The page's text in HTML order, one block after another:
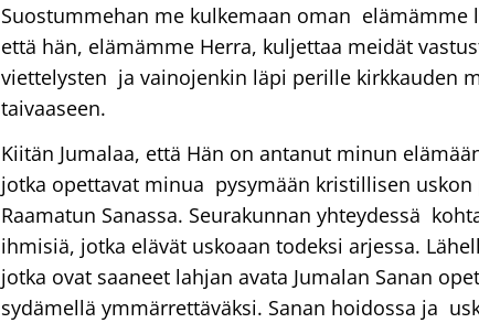
Suostummehan me kulkemaan oman elämämme
että hän, elämämme Herra, kuljettaa meidät
viettelysten ja vainojenkin läpi perille kirkkauden
taivaaseen.
Kiitän Jumalaa, että Hän on antanut minun
jotka opettavat minua pysymään kristillisen uskon
Raamatun Sanassa. Seurakunnan yhteydessä
ihmisiä, jotka elävät uskoaan todeksi arjessa.
jotka ovat saaneet lahjan avata Jumalan Sanan
sydämellä ymmärrettäväksi. Sanan hoidossa ja